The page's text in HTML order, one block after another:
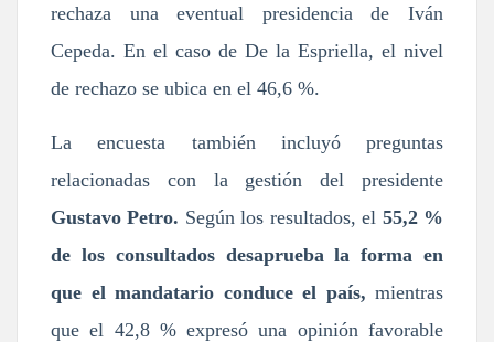
rechaza una eventual presidencia de Iván
Cepeda. En el caso de De la Espriella, el nivel
de rechazo se ubica en el 46,6 %.
La encuesta también incluyó preguntas
relacionadas con la gestión del presidente
Gustavo Petro. Según los resultados, el 55,2 %
de los consultados desaprueba la forma en
que el mandatario conduce el país, mientras
que el 42,8 % expresó una opinión favorable